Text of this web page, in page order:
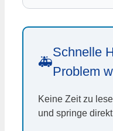
🚑
Schnelle
Problem
Keine Zeit zu
und springe